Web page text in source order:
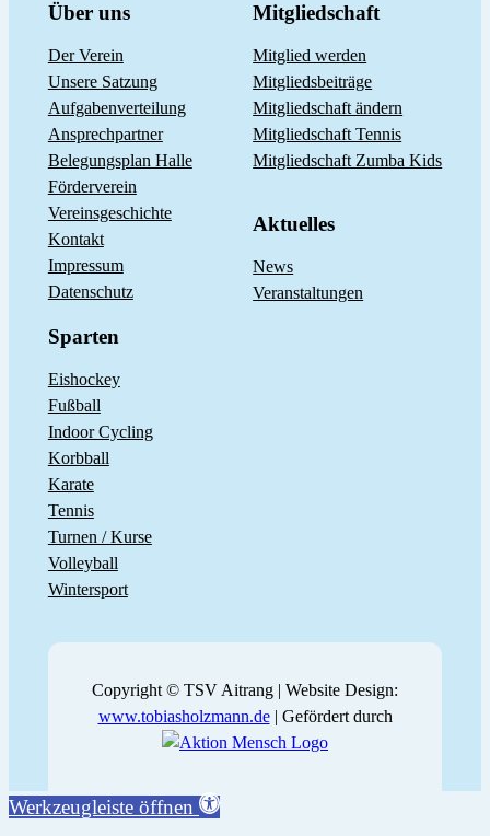
e
n
Über uns
Der Verein
Unsere Satzung
Aufgabenverteilung
Ansprechpartner
Belegungsplan Halle
Förderverein
Vereinsgeschichte
Kontakt
Impressum
Datenschutz
Mitgliedschaft
Mitglied werden
Mitgliedsbeiträge
Mitgliedschaft ändern
Mitgliedschaft Tennis
Mitgliedschaft Zumba Kids
Aktuelles
News
Veranstaltungen
Sparten
Eishockey
Fußball
Indoor Cycling
Korbball
Karate
Tennis
Turnen / Kurse
Volleyball
Wintersport
Copyright © TSV Aitrang | Website Design:
www.tobiasholzmann.de| Gefördert durch
Werkzeugleiste öffnen